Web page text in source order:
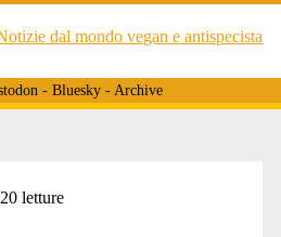
- Bluesky- Archive
letture